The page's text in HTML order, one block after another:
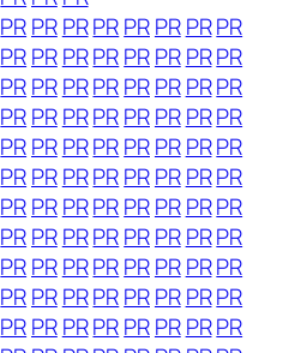
PRPRPRPRPRPR PRPR
PRPRPRPRPRPR PRPR
PRPRPRPRPRPR PRPR
PRPRPRPRPRPR PRPR
PRPRPRPRPRPR PRPR
PRPRPRPRPRPR PRPR
PRPRPRPRPRPR PRPR
PRPRPRPRPRPR PRPR
PRPRPRPRPRPR PRPR
PRPRPRPRPRPR PRPR
PRPRPRPRPRPR PRPR